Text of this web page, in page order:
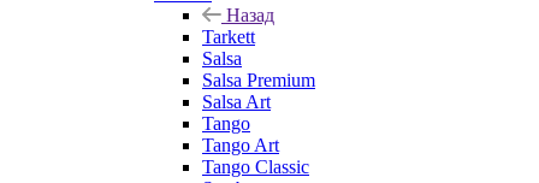
Назад
Tarkett
Salsa
Salsa Premium
Salsa Art
Tango
Tango Art
Tango Classic